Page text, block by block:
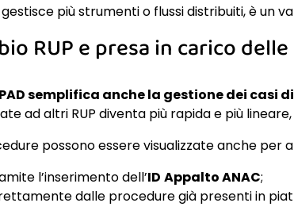
più strumenti o flussi distribuiti, è un
RUP e presa in carico
semplifica anche la gestione dei casi
ad altri RUP diventa più rapida e più
possono essere visualizzate anche per
l’inserimento dell’ID Appalto ANAC;
dalle procedure già presenti in